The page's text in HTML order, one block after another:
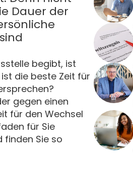
Dauer der
begibt, ist
die beste Zeit für
gegen einen
für den Wechsel
für Sie
finden Sie so